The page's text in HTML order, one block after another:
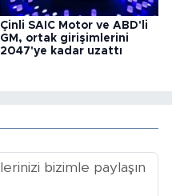
Çinli SAIC Motor ve ABD'li
GM, ortak girişimlerini
2047'ye kadar uzattı